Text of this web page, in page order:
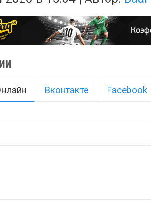
Вконтакте Facebook